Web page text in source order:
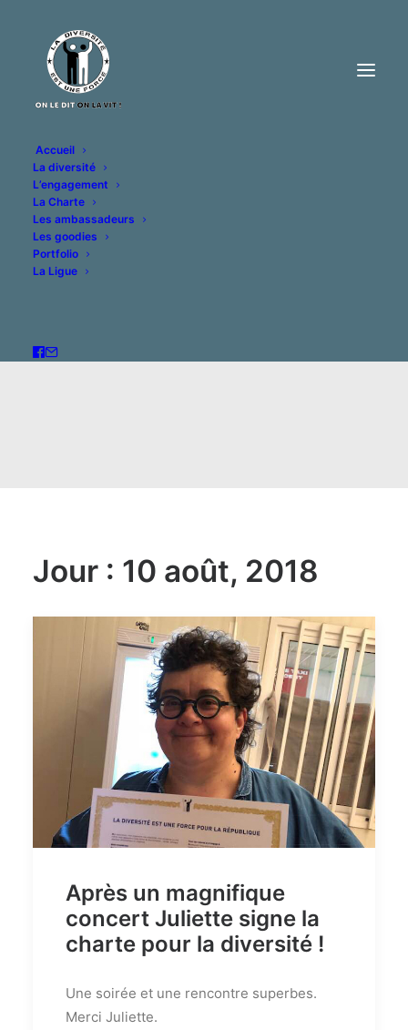
Accueil
La diversité
L’engagement
La Charte
Les ambassadeurs
Les goodies
Portfolio
La Ligue
Jour : 10 août, 2018
Après un magnifique
concert Juliette signe la
charte pour la diversité !
Une soirée et une rencontre superbes.
Merci Juliette.